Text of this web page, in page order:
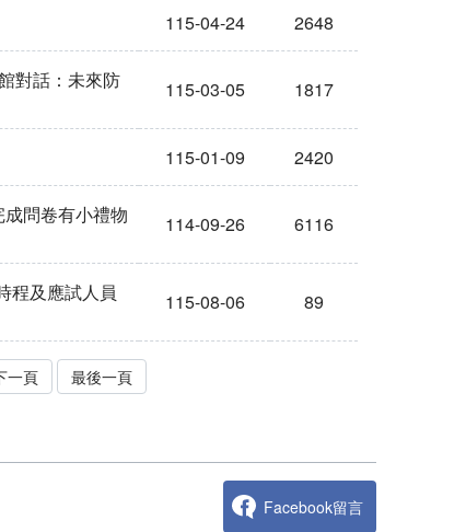
115-04-24 2648
對話：未來防
115-03-05 1817
115-01-09 2420
問卷有小禮物
114-09-26 6116
程及應試人員
115-08-06 89
一頁
最後一頁
Facebook留言